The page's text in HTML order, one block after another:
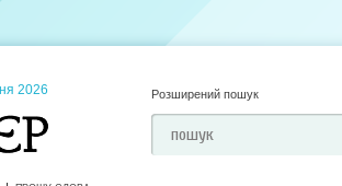
2026 Розширений пошук